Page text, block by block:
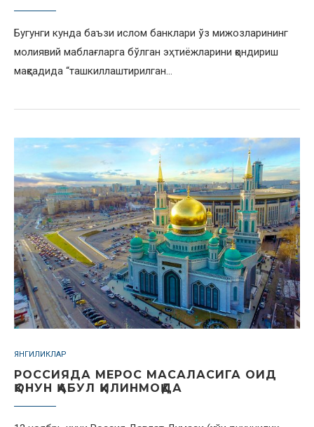
Бугунги кунда баъзи ислом банклари ўз мижозларининг
молиявий маблағларга бўлган эҳтиёжларини қондириш
мақсадида “ташкиллаштирилган…
ЯНГИЛИКЛАР
РОССИЯДА МЕРОС МАСАЛАСИГА ОИД
ҚОНУН ҚАБУЛ ҚИЛИНМОҚДА